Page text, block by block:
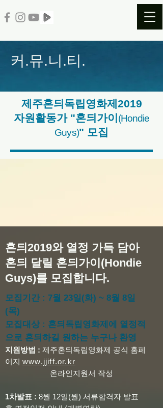
​커.뮤.니.티.
제주혼듸독립영화제2019
자원활동가 "혼듸가이 (Hondie
Guys)" 모집
혼듸2019와 열정 가득 담아
혼듸 달릴 혼듸가이(Hondie
Guys)를 모집합니다.
모집기간 : 7월 23일(화) ~ 8월 8일
(목)
모집대상 : 혼듸독립영화제에 열정적
으로 혼듸하길 원하는 누구나 환영
지원방법 : 제주혼듸독립영화제 공식 홈페
이지 www.jjiff.or.kr
온라인지원서 작성
1차발표 : 8월 12일(월) 서류합격자 발표